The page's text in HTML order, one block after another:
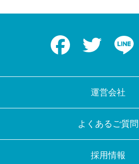
Facebook Twitter
運営会社
よくあるご質問
採用情報